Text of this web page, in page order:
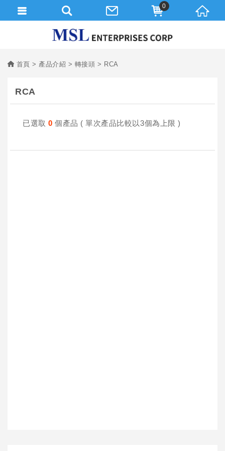
首頁 產品介紹 轉接頭 RCA
RCA
已選取 0個產品 ( 單次產品比較以3個為上限 )
0